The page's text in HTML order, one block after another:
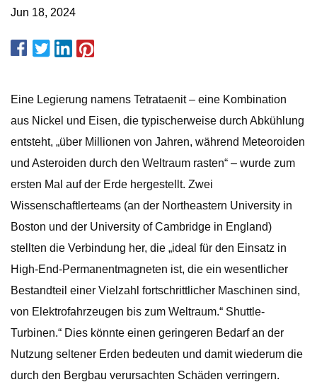
Jun 18, 2024
Eine Legierung namens Tetrataenit – eine Kombination
aus Nickel und Eisen, die typischerweise durch Abkühlung
entsteht, „über Millionen von Jahren, während Meteoroiden
und Asteroiden durch den Weltraum rasten“ – wurde zum
ersten Mal auf der Erde hergestellt. Zwei
Wissenschaftlerteams (an der Northeastern University in
Boston und der University of Cambridge in England)
stellten die Verbindung her, die „ideal für den Einsatz in
High-End-Permanentmagneten ist, die ein wesentlicher
Bestandteil einer Vielzahl fortschrittlicher Maschinen sind,
von Elektrofahrzeugen bis zum Weltraum.“ Shuttle-
Turbinen.“ Dies könnte einen geringeren Bedarf an der
Nutzung seltener Erden bedeuten und damit wiederum die
durch den Bergbau verursachten Schäden verringern.